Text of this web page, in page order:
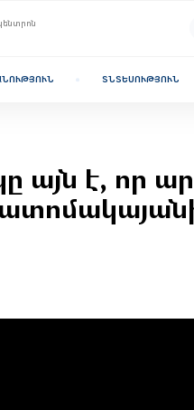
ՏՆՏԵՍՈՒԹՅՈՒՆ
այն է, որ